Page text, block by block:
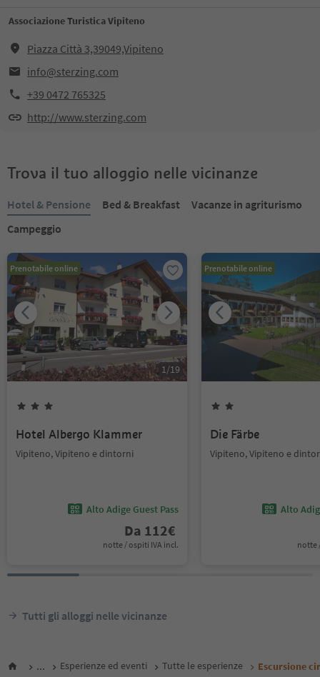
Associazione Turistica Vipiteno
Piazza Città 3,39049,Vipiteno
info@sterzing.com
+39 0472 765325
http://www.sterzing.com
Trova il tuo alloggio nelle vicinanze
Hotel & Pensione Bed & Breakfast
Vacanze in agriturismo
Campeggio
Prenotabile online
1/19
Hotel Albergo Klammer
Vipiteno, Vipiteno e dintorni
Alto Adige Guest Pass
Da 112€
notte / ospiti IVA incl.
Prenotabile online
Die Färbe
Vipiteno, Vipiteno e
Alto
notte
Tutti gli alloggi nelle vicinanze
... Esperienze ed eventi Tutte le esperienze Escursione